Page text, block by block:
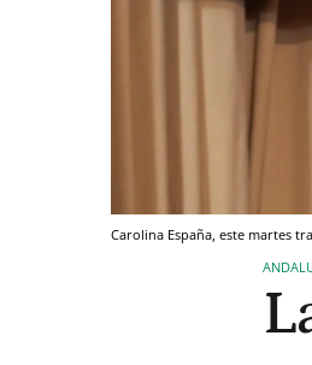
Carolina España, este martes